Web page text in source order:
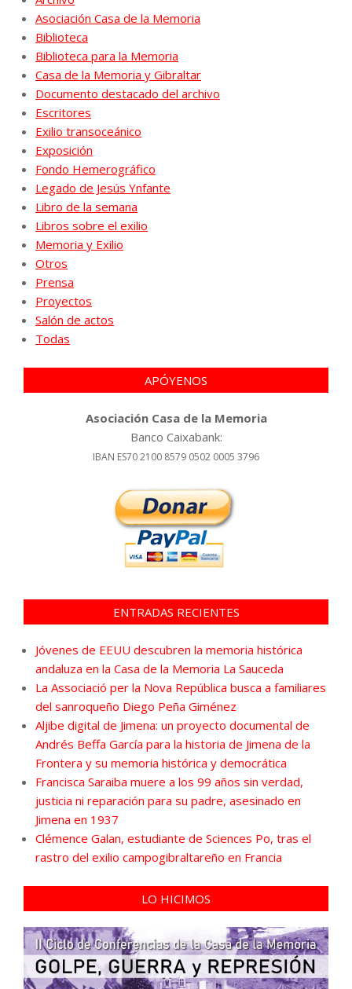
Asociación Casa de la Memoria
Biblioteca
Biblioteca para la Memoria
Casa de la Memoria y Gibraltar
Documento destacado del archivo
Escritores
Exilio transoceánico
Exposición
Fondo Hemerográfico
Legado de Jesús Ynfante
Libro de la semana
Libros sobre el exilio
Memoria y Exilio
Otros
Prensa
Proyectos
Salón de actos
Todas
APÓYENOS
Asociación Casa de la Memoria
Banco Caixabank:
IBAN ES70 2100 8579 0502 0005 3796
ENTRADAS RECIENTES
Jóvenes de EEUU descubren la memoria histórica
andaluza en la Casa de la Memoria La Sauceda
La Associació per la Nova República busca a familiares
del sanroqueño Diego Peña Giménez
Aljibe digital de Jimena: un proyecto documental de
Andrés Beffa García para la historia de Jimena de la
Frontera y su memoria histórica y democrática
Francisca Saraiba muere a los 99 años sin verdad,
justicia ni reparación para su padre, asesinado en
Jimena en 1937
Clémence Galan, estudiante de Sciences Po, tras el
rastro del exilio campogibraltareño en Francia
LO HICIMOS